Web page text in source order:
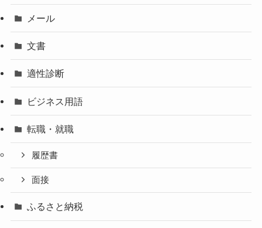
メール
文書
適性診断
ビジネス用語
転職・就職
履歴書
面接
ふるさと納税